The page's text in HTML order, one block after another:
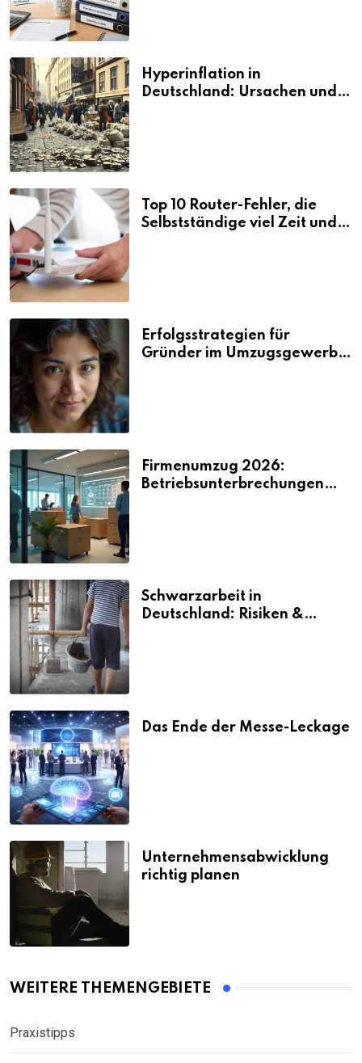
Hyperinflation in
Deutschland: Ursachen und
Top 10 Router-Fehler, die
Selbstständige viel Zeit und
Erfolgsstrategien für
Gründer im Umzugsgewerbe
Firmenumzug 2026:
Betriebsunterbrechungen
Schwarzarbeit in
Deutschland: Risiken &
Das Ende der Messe-Leckage
Unternehmensabwicklung
richtig planen
WEITERE THEMENGEBIETE
Praxistipps